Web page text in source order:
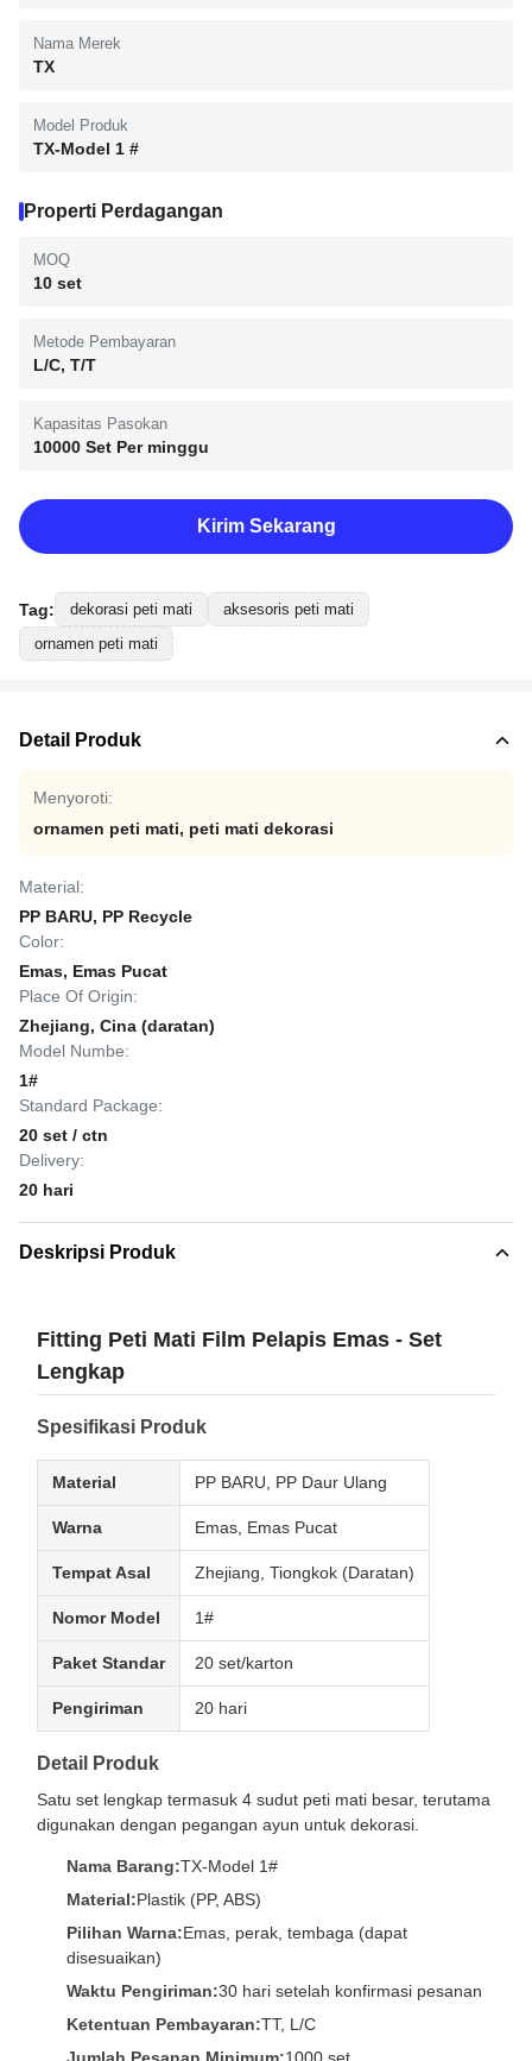
Nama Merek
TX
Model Produk
TX-Model 1 #
Properti Perdagangan
MOQ
10 set
Metode Pembayaran
L/C, T/T
Kapasitas Pasokan
10000 Set Per minggu
Kirim Sekarang
Tag: dekorasi peti mati
aksesoris peti mati
ornamen peti mati
Detail Produk
Menyoroti:
ornamen peti mati, peti mati dekorasi
Material:
PP BARU, PP Recycle
Color:
Emas, Emas Pucat
Place Of Origin:
Zhejiang, Cina (daratan)
Model Numbe:
1#
Standard Package:
20 set / ctn
Delivery:
20 hari
Deskripsi Produk
Fitting Peti Mati Film Pelapis Emas - Set
Lengkap
Spesifikasi Produk
Material PP BARU, PP Daur Ulang
Warna Emas, Emas Pucat
Tempat Asal Zhejiang, Tiongkok (Daratan)
Nomor Model 1#
Paket Standar 20 set/karton
Pengiriman 20 hari
Detail Produk
Satu set lengkap termasuk 4 sudut peti mati besar, terutama
digunakan dengan pegangan ayun untuk dekorasi.
Nama Barang:TX-Model 1#
Material:Plastik (PP, ABS)
Pilihan Warna:Emas, perak, tembaga (dapat
disesuaikan)
Waktu Pengiriman:30 hari setelah konfirmasi pesanan
Ketentuan Pembayaran:TT, L/C